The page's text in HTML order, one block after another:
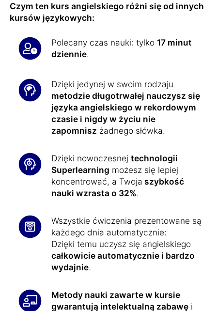
Czym ten kurs angielskiego różni się od innych
kursów językowych:
Polecany czas nauki: tylko 17 minut
dziennie.
Dzięki jedynej w swoim rodzaju
metodzie długotrwałej nauczysz się
języka angielskiego w rekordowym
czasie i nigdy w życiu nie
zapomnisz żadnego słówka.
Dzięki nowoczesnej technologii
Superlearning możesz się lepiej
koncentrować, a Twoja szybkość
nauki wzrasta o 32%.
Wszystkie ćwiczenia prezentowane są
każdego dnia automatycznie:
Dzięki temu uczysz się angielskiego
całkowicie automatycznie i bardzo
wydajnie.
Metody nauki zawarte w kursie
gwarantują intelektualną zabawę i